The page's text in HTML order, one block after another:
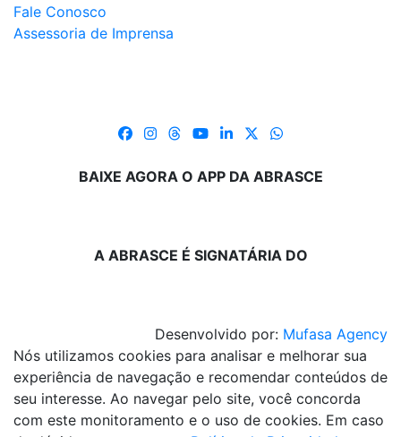
Fale Conosco
Assessoria de Imprensa
BAIXE AGORA O APP DA ABRASCE
A ABRASCE É SIGNATÁRIA DO
Desenvolvido por: Mufasa Agency
Nós utilizamos cookies para analisar e melhorar sua
experiência de navegação e recomendar conteúdos de
seu interesse. Ao navegar pelo site, você concorda
com este monitoramento e o uso de cookies. Em caso